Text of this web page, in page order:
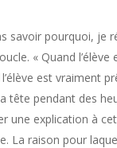
savoir pourquoi, je
« Quand
est vraiment
tête pendant des
une explication à
La raison pour